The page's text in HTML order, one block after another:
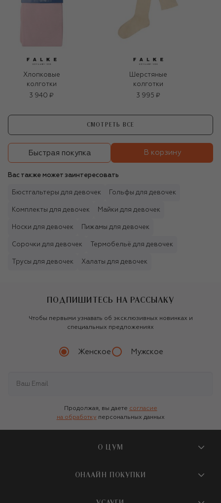
Хлопковые
колготки
3 940 ₽
Шерстяные
колготки
3 995 ₽
СМОТРЕТЬ ВСЕ
Быстрая покупка В корзину
Вас также может заинтересовать
Бюстгальтеры для девочек Гольфы для девочек
Комплекты для девочек Майки для девочек
Носки для девочек Пижамы для девочек
Сорочки для девочек Термобельё для девочек
Трусы для девочек Халаты для девочек
ПОДПИШИТЕСЬ НА РАССЫЛКУ
Чтобы первыми узнавать об эксклюзивных новинках и
специальных предложениях
Женское Мужское
Продолжая, вы даете согласие
на обработку персональных данных
О ЦУМ
О магазине
ОНЛАЙН ПОКУПКИ